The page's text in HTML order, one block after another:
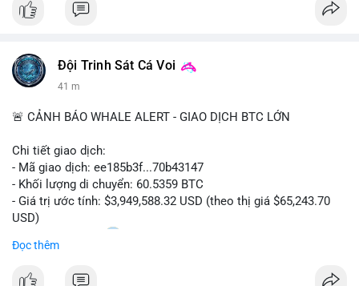
Đội Trinh Sát Cá Voi
41 m
🚨 CẢNH BÁO WHALE ALERT - GIAO DỊCH BTC LỚN
Chi tiết giao dịch:
- Mã giao dịch: ee185b3f...70b43147
- Khối lượng di chuyển: 60.5359 BTC
- Giá trị ước tính: $3,949,588.32 USD (theo thị giá $65,243.70
USD)
- Thời gian: 15:20
Nhận định phân tích:
Đọc thêm